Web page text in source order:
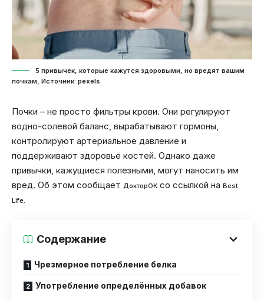
5 привычек, которые кажутся здоровыми, но вредят вашим
почкам, Источник: pexels
Почки – не просто фильтры крови. Они регулируют
водно-солевой баланс, вырабатывают гормоны,
контролируют артериальное давление и
поддерживают здоровье костей. Однако даже
привычки, кажущиеся полезными, могут наносить им
вред. Об этом сообщает ДокторОК со ссылкой на Best
Life.
Содержание
Чрезмерное потребление белка
Употребление определённых добавок